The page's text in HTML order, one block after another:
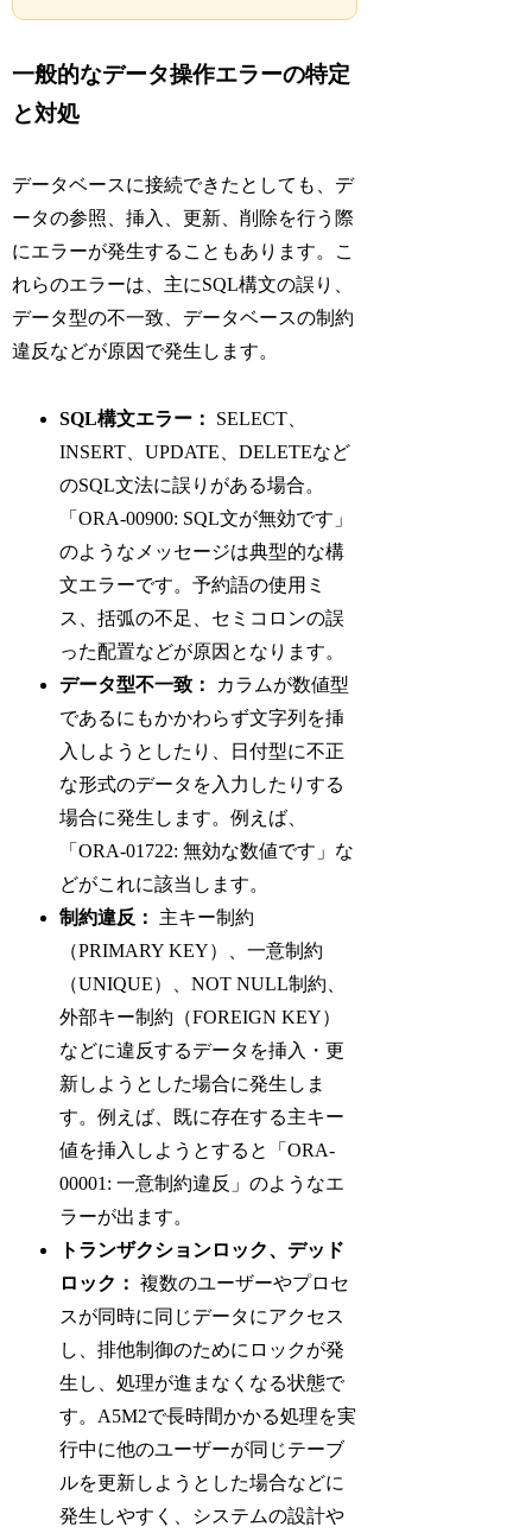
一般的なデータ操作エラーの特定
と対処
データベースに接続できたとしても、デ
ータの参照、挿入、更新、削除を行う際
にエラーが発生することもあります。こ
れらのエラーは、主にSQL構文の誤り、
データ型の不一致、データベースの制約
違反などが原因で発生します。
SQL構文エラー：
SELECT、
INSERT、UPDATE、DELETEなど
のSQL文法に誤りがある場合。
「ORA-00900: SQL文が無効です」
のようなメッセージは典型的な構
文エラーです。予約語の使用ミ
ス、括弧の不足、セミコロンの誤
った配置などが原因となります。
データ型不一致：
カラムが数値型
であるにもかかわらず文字列を挿
入しようとしたり、日付型に不正
な形式のデータを入力したりする
場合に発生します。例えば、
「ORA-01722: 無効な数値です」な
どがこれに該当します。
制約違反：
主キー制約
（PRIMARY KEY）、一意制約
（UNIQUE）、NOT NULL制約、
外部キー制約（FOREIGN KEY）
などに違反するデータを挿入・更
新しようとした場合に発生しま
す。例えば、既に存在する主キー
値を挿入しようとすると「ORA-
00001: 一意制約違反」のようなエ
ラーが出ます。
トランザクションロック、デッド
ロック： 複数のユーザーやプロセ
スが同時に同じデータにアクセス
し、排他制御のためにロックが発
生し、処理が進まなくなる状態で
す。A5M2で長時間かかる処理を実
行中に他のユーザーが同じテーブ
ルを更新しようとした場合などに
発生しやすく、システムの設計や